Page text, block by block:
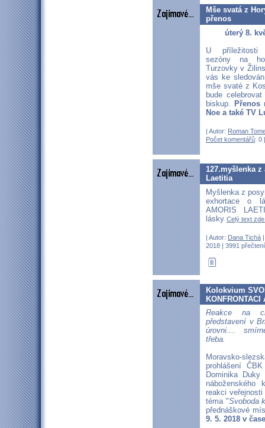
Mše svatá z
přenos
úterý 8.
U příležitosti
sezóny na
Turzovky v
vás ke
mše svaté z
bude
biskup.
Přenos
Noe a také TV
| Autor: Roman
Počet komentářů: 0
127.myšlenka
Laetitia
Myšlenka z
exhortace o
AMORIS
lásky Celý text
| Autor: Dana Tichá
2018 | 3991
Kolokvium
Reakce na
představení v
úrovni....
třeba.
Moravsko-
prohlášení
Dominika
reakci
téma "Svoboda
přednáškové
9. 5. 2018 v